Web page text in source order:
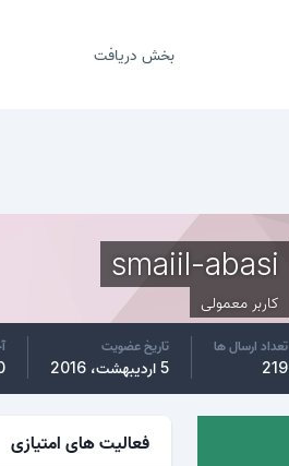
بخش دریافت
smaiil-abasi
کاربر معمولی
تعداد ارسال ها
219
تاریخ عضویت
5 اردیبهشت، 2016 10
فعالیت های امتیازی